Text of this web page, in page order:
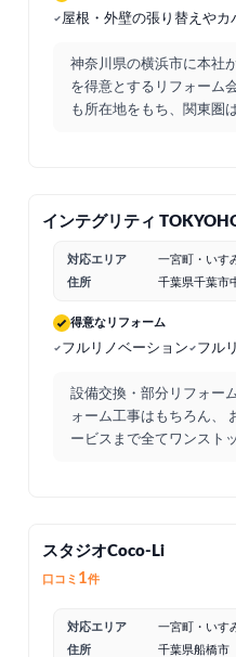
屋根・外壁の張り替えやカ
神奈川県の横浜市に本社
を得意とするリフォーム
も所在地をもち、関東圏
インテグリティ
対応エリア
一宮町・いす
住所
千葉県千葉市
得意なリフォーム
フルリノベーション フル
設備交換・部分リフォー
ォーム工事はもちろん、
ービスまで全てワンスト
スタジオCoco-Li
口コミ 1件
対応エリア
一宮町・いす
住所
千葉県船橋市